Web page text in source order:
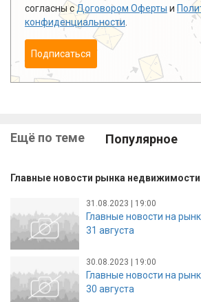
согласны сДоговором Оферты и
конфиденциальности
Подписаться
Ещё по теме Популярное
Главные новости рынка недвижимости
31.08.2023 | 19:00
Главные новости на
31 августа
30.08.2023 | 19:00
Главные новости на
30 августа